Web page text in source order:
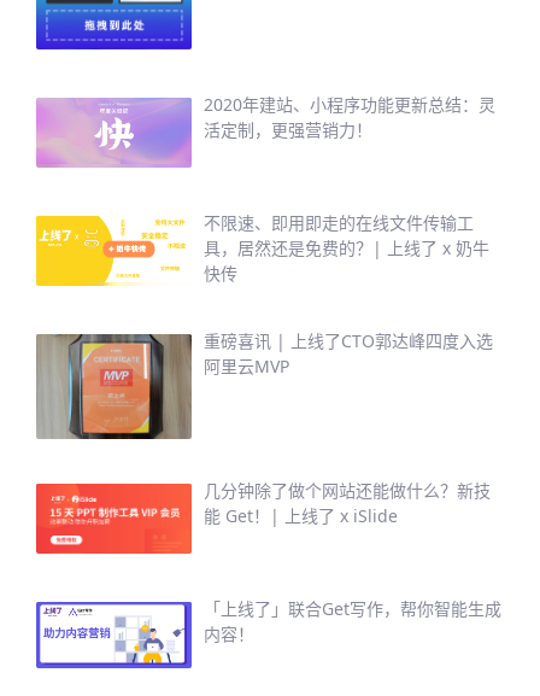
2020年建站、小程序功能更新总结：灵
活定制，更强营销力！
不限速、即用即走的在线文件传输工
具，居然还是免费的？| 上线了 x 奶牛
快传
重磅喜讯 | 上线了CTO郭达峰四度入选
阿里云MVP
几分钟除了做个网站还能做什么？新技
能 Get！| 上线了 x iSlide
「上线了」联合Get写作，帮你智能生成
内容！